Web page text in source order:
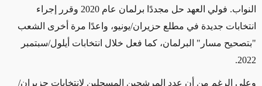
النواب. فولي العهد حل مجددًا برلمان عام 2020 وقرر إجراء
انتخابات جديدة في مطلع حزيران/يونيو، واعدًا مرة أخرى الشعب
"بتصحيح مسار" البرلمان، كما فعل خلال انتخابات أيلول/سبتمبر
2022.
وعلى الرغم من أن عدد المرشحين المسجلين لانتخابات حزيران/